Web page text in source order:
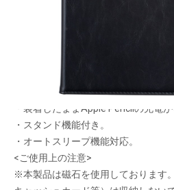
・外装生地に高級感のあるPUレザー
・丈夫なポリカーボネート製ハード
・しっかり閉じるマグネットベルト。
・フリーポケット、ハンドベルト付
・装着したままApple Pencilの充電が
・スタンド機能付き。
・オートスリープ機能対応。
<ご使用上の注意>
※本製品は磁石を使用しております